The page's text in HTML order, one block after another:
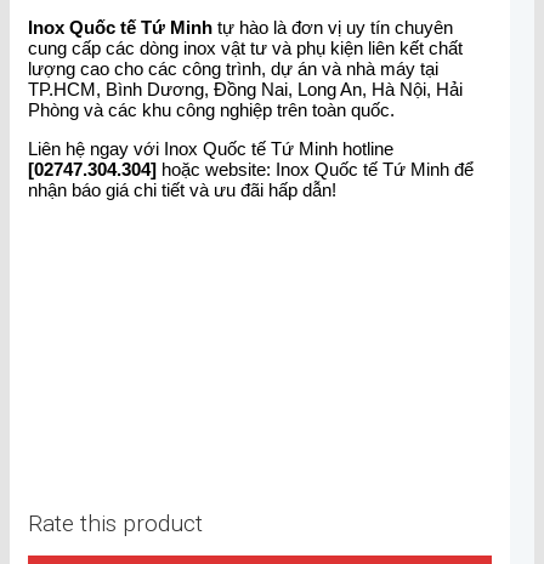
Inox Quốc tế Tứ Minh tự hào là đơn vị uy tín chuyên
cung cấp các dòng inox vật tư và phụ kiện liên kết chất
lượng cao cho các công trình, dự án và nhà máy tại
TP.HCM, Bình Dương, Đồng Nai, Long An, Hà Nội, Hải
Phòng và các khu công nghiệp trên toàn quốc.
Liên hệ ngay với Inox Quốc tế Tứ Minh hotline
[02747.304.304] hoặc website: Inox Quốc tế Tứ Minh để
nhận báo giá chi tiết và ưu đãi hấp dẫn!
Rate this product